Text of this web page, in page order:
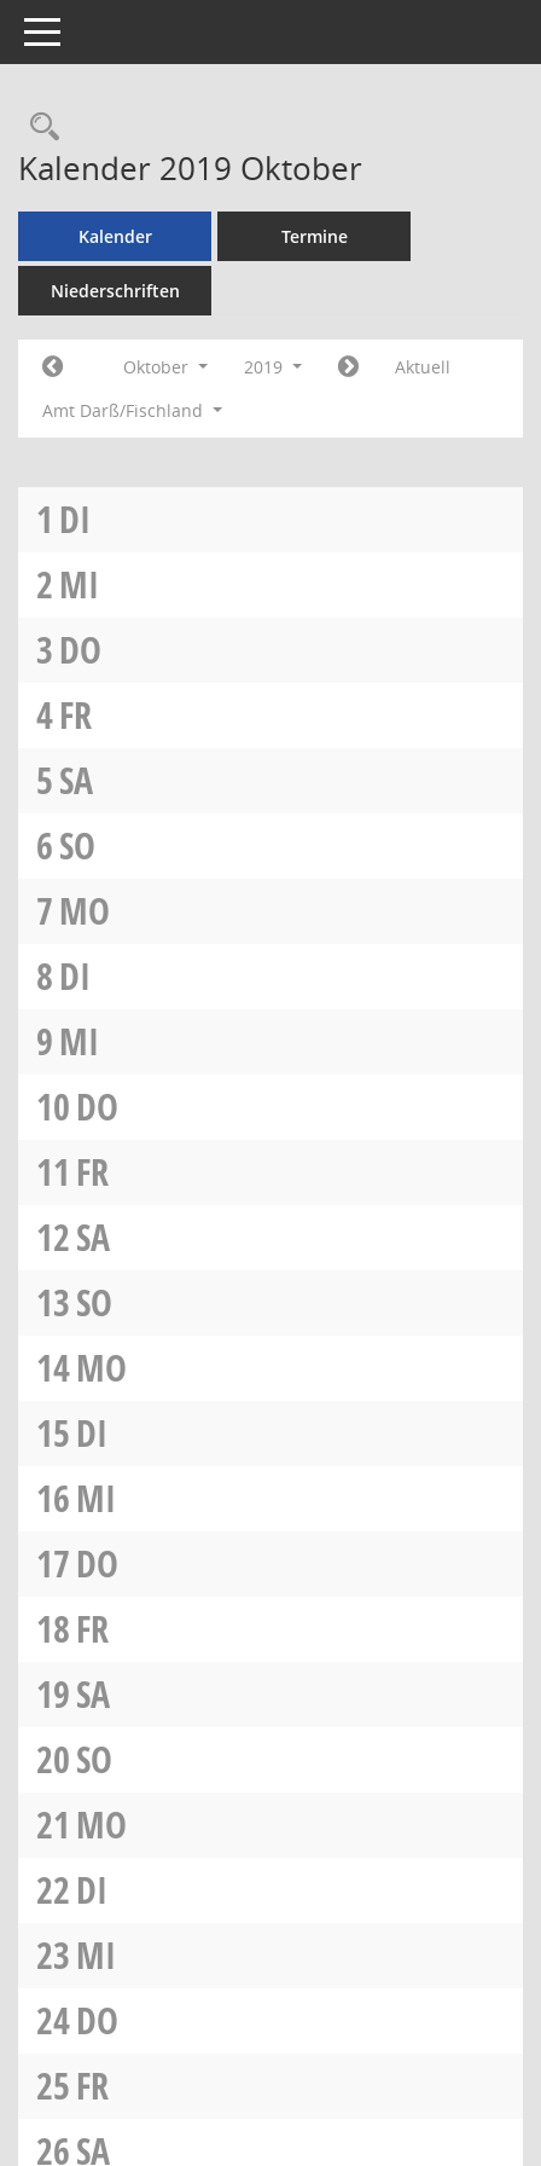
Toggle navigation
Rechercheauswahl
Kalender 2019 Oktober
Kalender Termine
Niederschriften
Oktober 2019
Aktuell
Amt Darß/Fischland
1 DI
2MI
3DO
4FR
5SA
6SO
7MO
8DI
9MI
10DO
11 FR
12SA
13SO
14MO
15DI
16MI
17DO
18FR
19SA
20SO
21 MO
22DI
23MI
24DO
25FR
26SA